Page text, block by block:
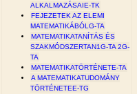
ALKALMAZÁSAIE-TK
FEJEZETEK AZ ELEMI
MATEMATIKÁBÓLG-TA
MATEMATIKATANÍTÁS ÉS
SZAKMÓDSZERTAN1G-TA 2G-
TA
MATEMATIKATÖRTÉNETE-TA
A MATEMATIKATUDOMÁNY
TÖRTÉNETEE-TG